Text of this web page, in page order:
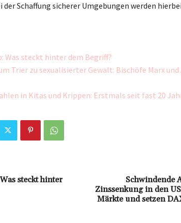
der Schaffung sicherer Umgebungen werden
Was steckt hinter dem Begriff?
Trier zu sexualisierter Gewalt: Bischöfe Marx
in Kitas und Krippen: Erstmals seit fast 20
steckt hinter
Schwindende
Zinssenkung in den
Märkte und setzen